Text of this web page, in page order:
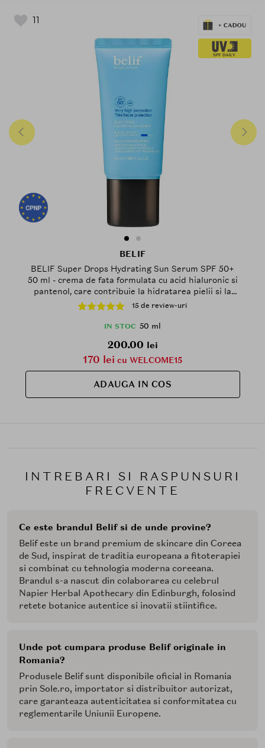
cruelty-free
concepute pentru o piele echilibrata,
hidratata si radianta zi de zi.
11
BELIF
BELIF Super Drops Hydrating Sun Serum SPF 50+
50 ml - crema de fata formulata cu acid hialuronic si
pantenol, care contribuie la hidratarea pielii si la
metinerea confortului cutanat, Daily
15 de review-uri
IN STOC 50 ml
200.00 lei
170 lei cu WELCOME15
ADAUGA IN COS
INTREBARI SI RASPUNSURI
FRECVENTE
Ce este brandul Belif si de unde provine?
Belif este un brand premium de skincare din Coreea
de Sud, inspirat de traditia europeana a fitoterapiei
si combinat cu tehnologia moderna coreeana.
Brandul s-a nascut din colaborarea cu celebrul
Napier Herbal Apothecary din Edinburgh, folosind
retete botanice autentice si inovatii stiintifice.
Unde pot cumpara produse Belif originale in
Romania?
Produsele Belif sunt disponibile oficial in Romania
prin Sole.ro, importator si distribuitor autorizat,
care garanteaza autenticitatea si conformitatea cu
reglementarile Uniunii Europene.